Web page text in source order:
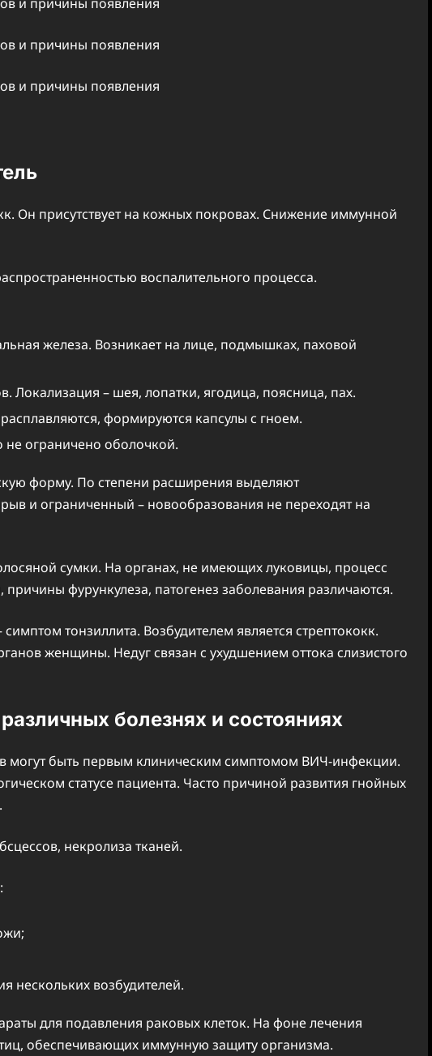
Он присутствует на кожных покровах. Снижение иммунной
воспалительного процесса.
железа. Возникает на лице, подмышках, паховой
Локализация – шея, лопатки, ягодица, поясница, пах.
формируются капсулы с гноем.
не ограничено оболочкой.
форму. По степени расширения выделяют
и ограниченный – новообразования не переходят на
сумки. На органах, не имеющих луковицы, процесс
фурункулеза, патогенез заболевания различаются.
тонзиллита. Возбудителем является стрептококк.
женщины. Недуг связан с ухудшением оттока слизистого
болезнях и состояниях
могут быть первым клиническим симптомом ВИЧ-инфекции.
статусе пациента. Часто причиной развития гнойных
некролиза тканей.
нескольких возбудителей.
для подавления раковых клеток. На фоне лечения
обеспечивающих иммунную защиту организма.